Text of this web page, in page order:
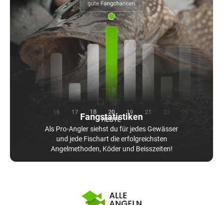
Fangstatistiken
Als Pro-Angler siehst du für jedes Gewässer
und jede Fischart die erfolgreichsten
Angelmethoden, Köder und Beisszeiten!